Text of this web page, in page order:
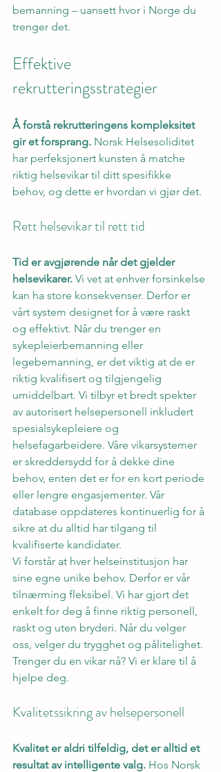
bemanning – uansett hvor i Norge du
trenger det.
Effektive
rekrutteringsstrategier
Å forstå rekrutteringens kompleksitet
gir et forsprang. Norsk Helsesoliditet
har perfeksjonert kunsten å matche
riktig helsevikar til ditt spesifikke
behov, og dette er hvordan vi gjør det.
Rett helsevikar til rett tid
Tid er avgjørende når det gjelder
helsevikarer. Vi vet at enhver forsinkelse
kan ha store konsekvenser. Derfor er
vårt system designet for å være raskt
og effektivt. Når du trenger en
sykepleierbemanning eller
legebemanning, er det viktig at de er
riktig kvalifisert og tilgjengelig
umiddelbart. Vi tilbyr et bredt spekter
av autorisert helsepersonell inkludert
spesialsykepleiere og
helsefagarbeidere. Våre vikarsystemer
er skreddersydd for å dekke dine
behov, enten det er for en kort periode
eller lengre engasjementer. Vår
database oppdateres kontinuerlig for å
sikre at du alltid har tilgang til
kvalifiserte kandidater.
Vi forstår at hver helseinstitusjon har
sine egne unike behov. Derfor er vår
tilnærming fleksibel. Vi har gjort det
enkelt for deg å finne riktig personell,
raskt og uten bryderi. Når du velger
oss, velger du trygghet og pålitelighet.
Trenger du en vikar nå? Vi er klare til å
hjelpe deg.
Kvalitetssikring av helsepersonell
Kvalitet er aldri tilfeldig, det er alltid et
resultat av intelligente valg. Hos Norsk